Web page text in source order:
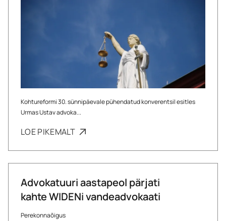
Kohtureformi 30. sünnipäevale pühendatud konverentsil esitles
Urmas Ustav advoka...
LOE PIKEMALT
Advokatuuri aastapeol pärjati
kahte WIDENi vandeadvokaati
Perekonnaõigus